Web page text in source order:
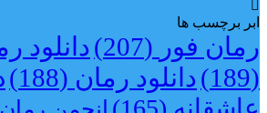
ابر برچسب ها
رمان فور (207)
دانلود
(189)
دانلود رمان (188)